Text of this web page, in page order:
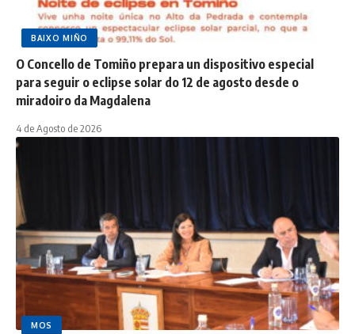
BAIXO MIÑO
O Concello de Tomiño prepara un dispositivo especial
para seguir o eclipse solar do 12 de agosto desde o
miradoiro da Magdalena
4 de Agosto de 2026
MOS